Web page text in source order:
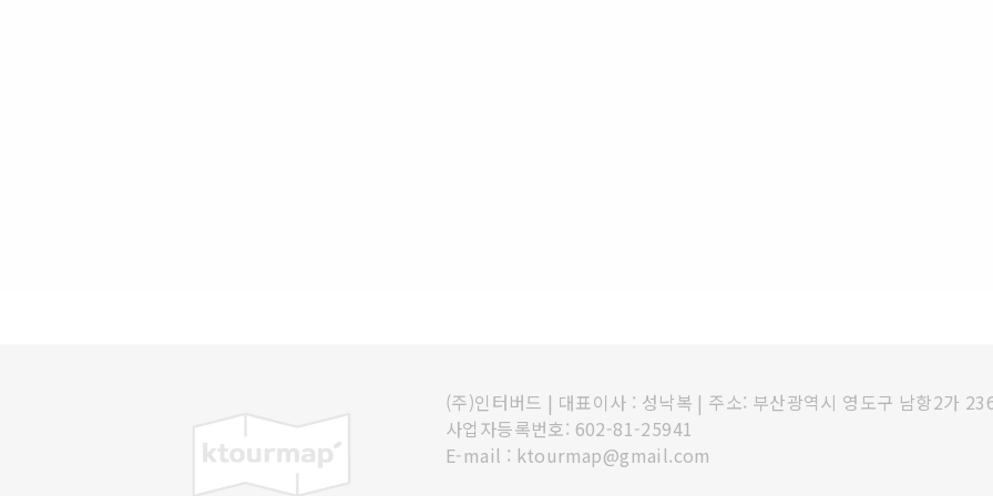
(주)인터버드 | 대표이사 : 성낙복 | 주소: 부산광역시 영도구 남항2가
사업자등록번호: 602-81-25941
E-mail : ktourmap@gmail.com